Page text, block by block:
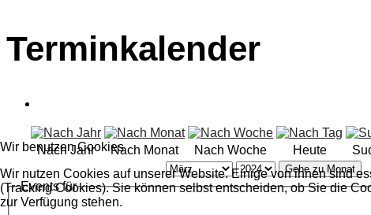
Terminkalender
Nach Jahr Nach Monat Nach Woche Heute
Gehe zu Monat
Events für
Wir benutzen Cookies
Wir nutzen Cookies auf unserer Website. Einige von ihnen sind
(Tracking Cookies). Sie können selbst entscheiden, ob Sie die
zur Verfügung stehen.